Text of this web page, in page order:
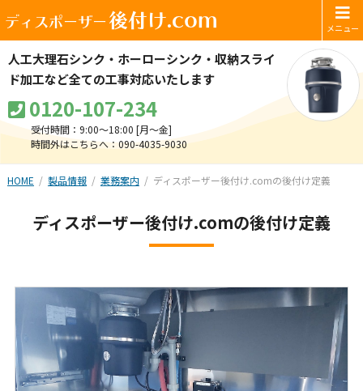
ディスポーザー後付け.com
人工大理石シンク・ホーローシンク・ 収納スライ
ド加工など全ての工事対応いたします
0120-107-234
受付時間：9:00～18:00 [月〜金]
時間外はこちらへ：090-4035-9030
HOME 製品情報 業務案内 ディスポーザー後付け.comの後付け定義
ディスポーザー後付け.comの後付け定義